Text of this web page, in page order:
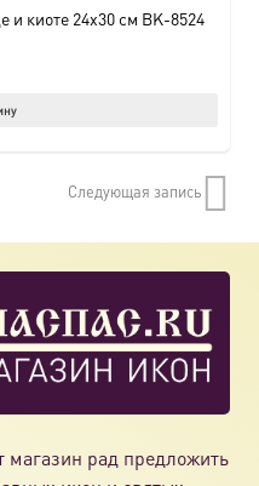
и киоте 24х30 см BK-8524
Следующая запись
рад предложить